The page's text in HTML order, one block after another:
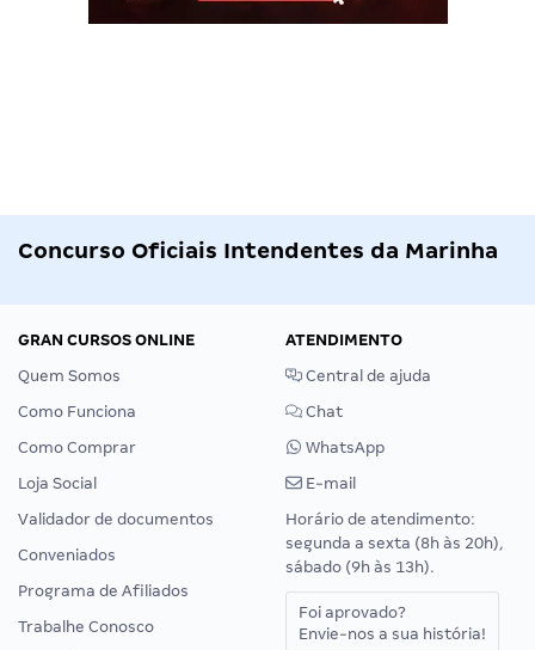
Concurso Oficiais Intendentes da Marinha
GRAN CURSOS ONLINE
Quem Somos
Como Funciona
Como Comprar
Loja Social
Validador de documentos
Conveniados
Programa de Afiliados
Trabalhe Conosco
ATENDIMENTO
Central de ajuda
Chat
WhatsApp
E-mail
Horário de atendimento:
segunda a sexta (8h às 20h),
sábado (9h às 13h).
Foi aprovado?
Envie-nos a sua história!